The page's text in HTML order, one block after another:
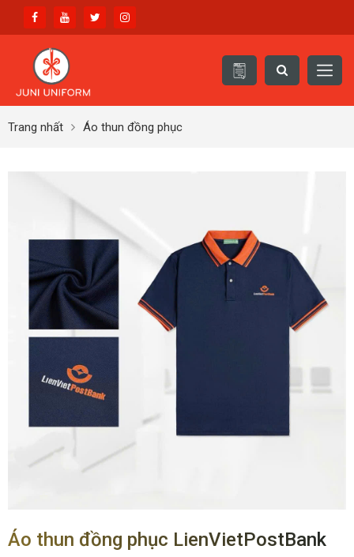
Trang nhất Áo thun đồng phục
Áo thun đồng phục LienVietPostBank